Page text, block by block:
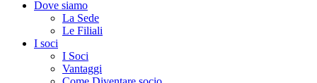
Dove siamo
La Sede
Le Filiali
I soci
I Soci
Vantaggi